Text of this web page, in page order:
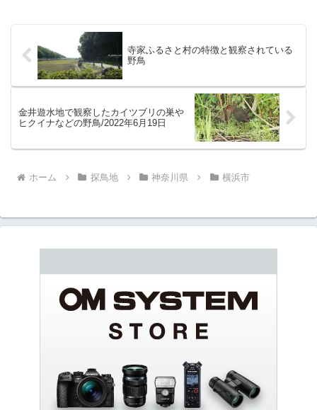
寺家ふるさと村の特徴と観察されている
野鳥
金井遊水地で観察したカイツブリの巣や
ヒクイナなどの野鳥/2022年6月19日
ホーム 探鳥地 神奈川県 横浜市